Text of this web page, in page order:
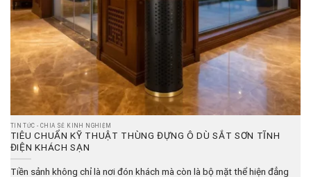
TIN TỨC - CHIA SẺ KINH NGHIỆM
TIÊU CHUẨN KỸ THUẬT THÙNG ĐỰNG Ô DÙ SẮT SƠN TĨNH
ĐIỆN KHÁCH SẠN
Tiền sảnh không chỉ là nơi đón khách mà còn là bộ mặt thể hiện đẳng